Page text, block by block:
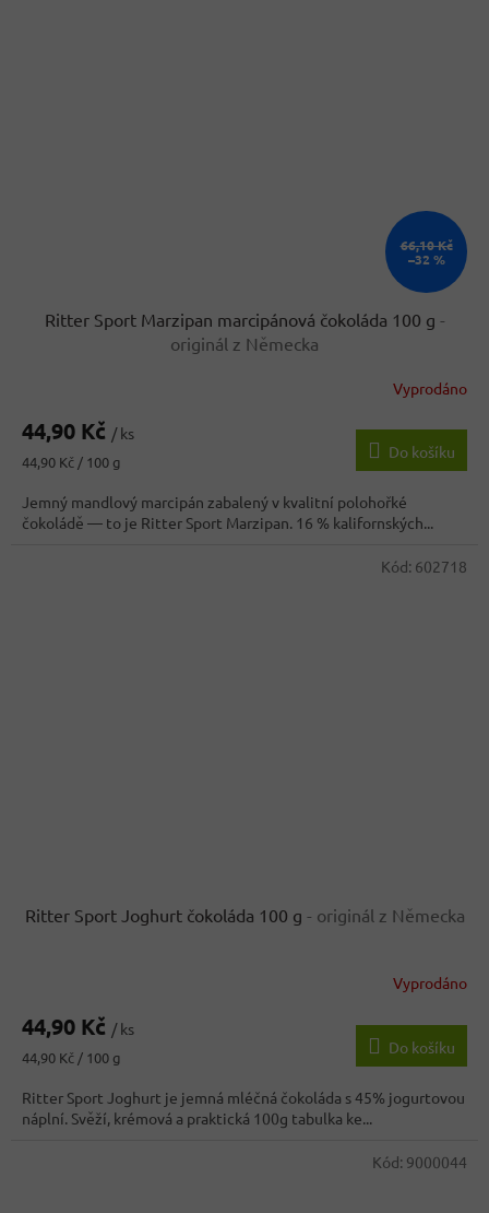
66,10 Kč
–32 %
Ritter Sport Marzipan marcipánová čokoláda 100 g -
originál z Německa
produktu
3,7
z
5
hvězdiček.
Vyprodáno
44,90 Kč / ks
Měrná
44,90 Kč / 100 g
Do košíku
Jemný mandlový marcipán zabalený v kvalitní polohořké
čokoládě — to je Ritter Sport Marzipan. 16 % kalifornských...
Ritter Sport Joghurt čokoláda 100 g - originál z Německa
produktu
3,4
z
5
hvězdiček.
Vyprodáno
44,90 Kč / ks
Měrná
44,90 Kč / 100 g
Do košíku
Ritter Sport Joghurt je jemná mléčná čokoláda s 45% jogurtovou
náplní. Svěží, krémová a praktická 100g tabulka ke...
Kód: 602718
Kód: 9000044